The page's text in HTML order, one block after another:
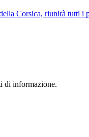
Corsica, riunirà tutti i
di informazione.